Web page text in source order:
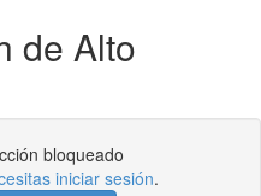
de Alto
bloqueado
iniciar sesión.